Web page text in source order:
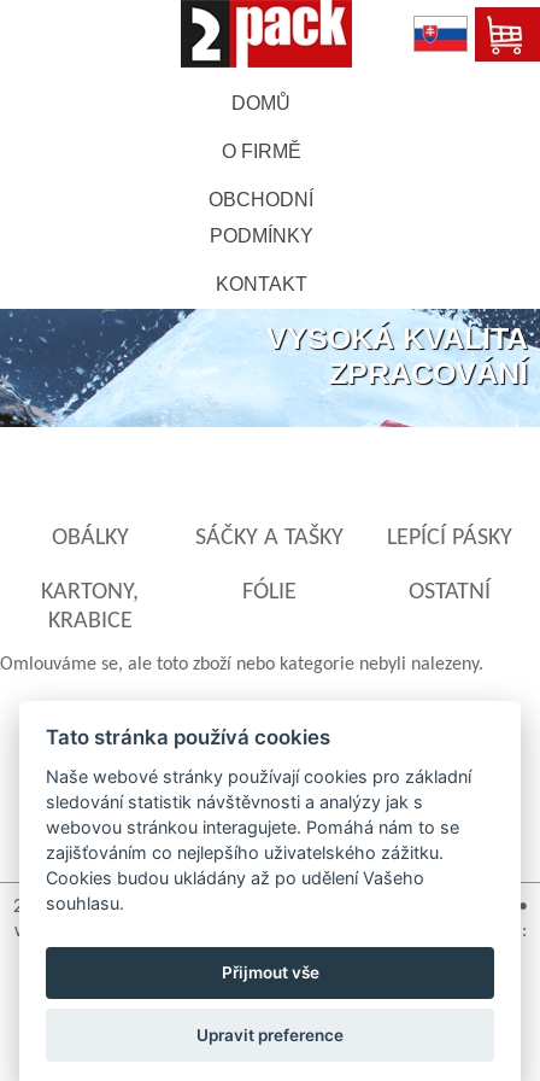
DOMŮ
O FIRMĚ
OBCHODNÍ
PODMÍNKY
KONTAKT
VYSOKÁ KVALITA
ZPRACOVÁNÍ
OBÁLKY SÁČKY A TAŠKY LEPÍCÍ PÁSKY
KARTONY,
KRABICE
FÓLIE OSTATNÍ
Omlouváme se, ale toto zboží nebo kategorie nebyli nalezeny.
a
2pack, s.r.o. • Na Rozcestí 321 • Ždírec nad Doubravou • 582 63 •
www.2pack.cz tel: +420 736 489 929 • +420 775 123 770 • email:
Tato stránka používá cookies
Naše webové stránky používají cookies pro základní
sledování statistik návštěvnosti a analýzy jak s
webovou stránkou interagujete. Pomáhá nám to se
zajišťováním co nejlepšího uživatelského zážitku.
Cookies budou ukládány až po udělení Vašeho
souhlasu.
Přijmout vše
Upravit preference